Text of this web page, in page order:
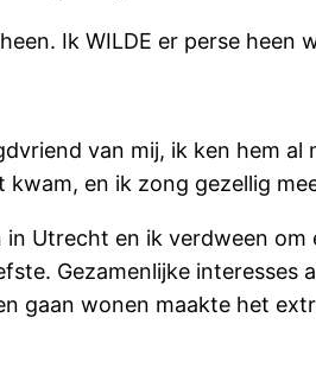
Ik WILDE er perse
van mij, ik ken hem
kwam, en ik zong gezellig
in Utrecht en ik verdween
Gezamenlijke
gaan wonen maakte het